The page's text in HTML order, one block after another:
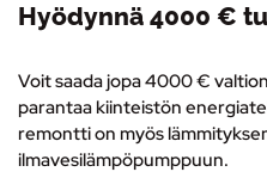
Hyödynnä 4000 €
Voit saada jopa 4000 €
parantaa kiinteistön
remontti on myös
ilmavesilämpöpumppuun.